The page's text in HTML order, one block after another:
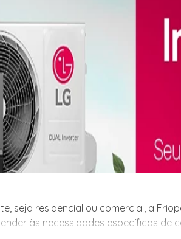
seja residencial ou comercial, a
seja residencial ou comercial, a
às necessidades específicas de